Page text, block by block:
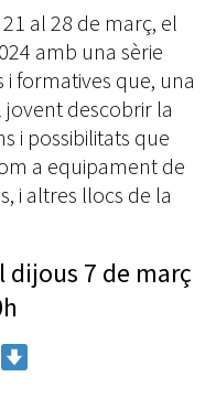
al 28 de març, el
amb una sèrie
i formatives que, una
descobrir la
i possibilitats que
a equipament de
i altres llocs de la
7 de març